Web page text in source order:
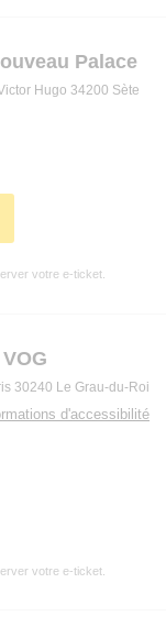
Palace
Hugo 34200 Sète
votre e-ticket.
30240 Le Grau-du-Roi
d'accessibilité
votre e-ticket.